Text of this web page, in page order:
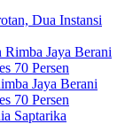
Dua Instansi
Jaya Berani
70 Persen